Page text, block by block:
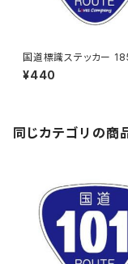
国道標識ステッカー
¥440
同じカテゴリの商